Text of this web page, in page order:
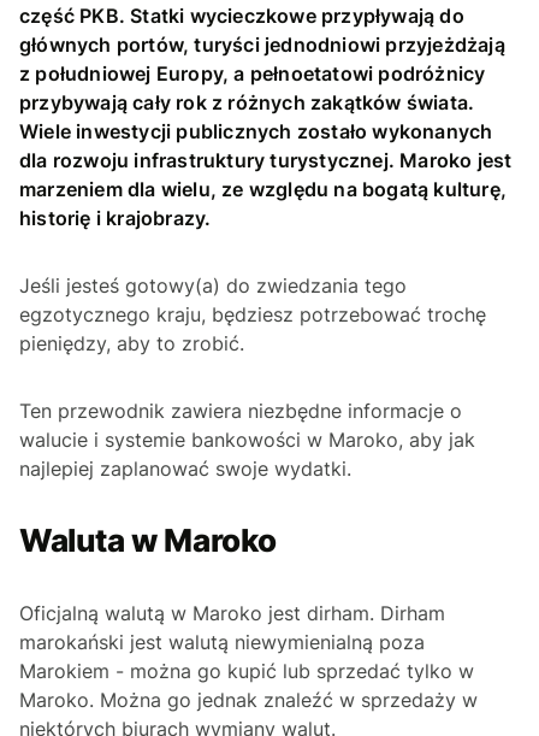
część PKB. Statki wycieczkowe przypływają do
głównych portów, turyści jednodniowi przyjeżdżają
z południowej Europy, a pełnoetatowi podróżnicy
przybywają cały rok z różnych zakątków świata.
Wiele inwestycji publicznych zostało wykonanych
dla rozwoju infrastruktury turystycznej. Maroko jest
marzeniem dla wielu, ze względu na bogatą kulturę,
historię i krajobrazy.
Jeśli jesteś gotowy(a) do zwiedzania tego
egzotycznego kraju, będziesz potrzebować trochę
pieniędzy, aby to zrobić.
Ten przewodnik zawiera niezbędne informacje o
walucie i systemie bankowości w Maroko, aby jak
najlepiej zaplanować swoje wydatki.
Waluta w Maroko
Oficjalną walutą w Maroko jest dirham. Dirham
marokański jest walutą niewymienialną poza
Marokiem - można go kupić lub sprzedać tylko w
Maroko. Można go jednak znaleźć w sprzedaży w
niektórych biurach wymiany walut.